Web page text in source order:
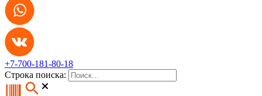
+7-700-181-80-18
Строка поиска: